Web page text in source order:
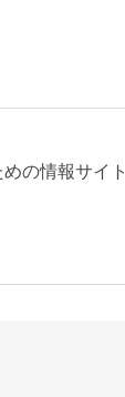
の情報サイト